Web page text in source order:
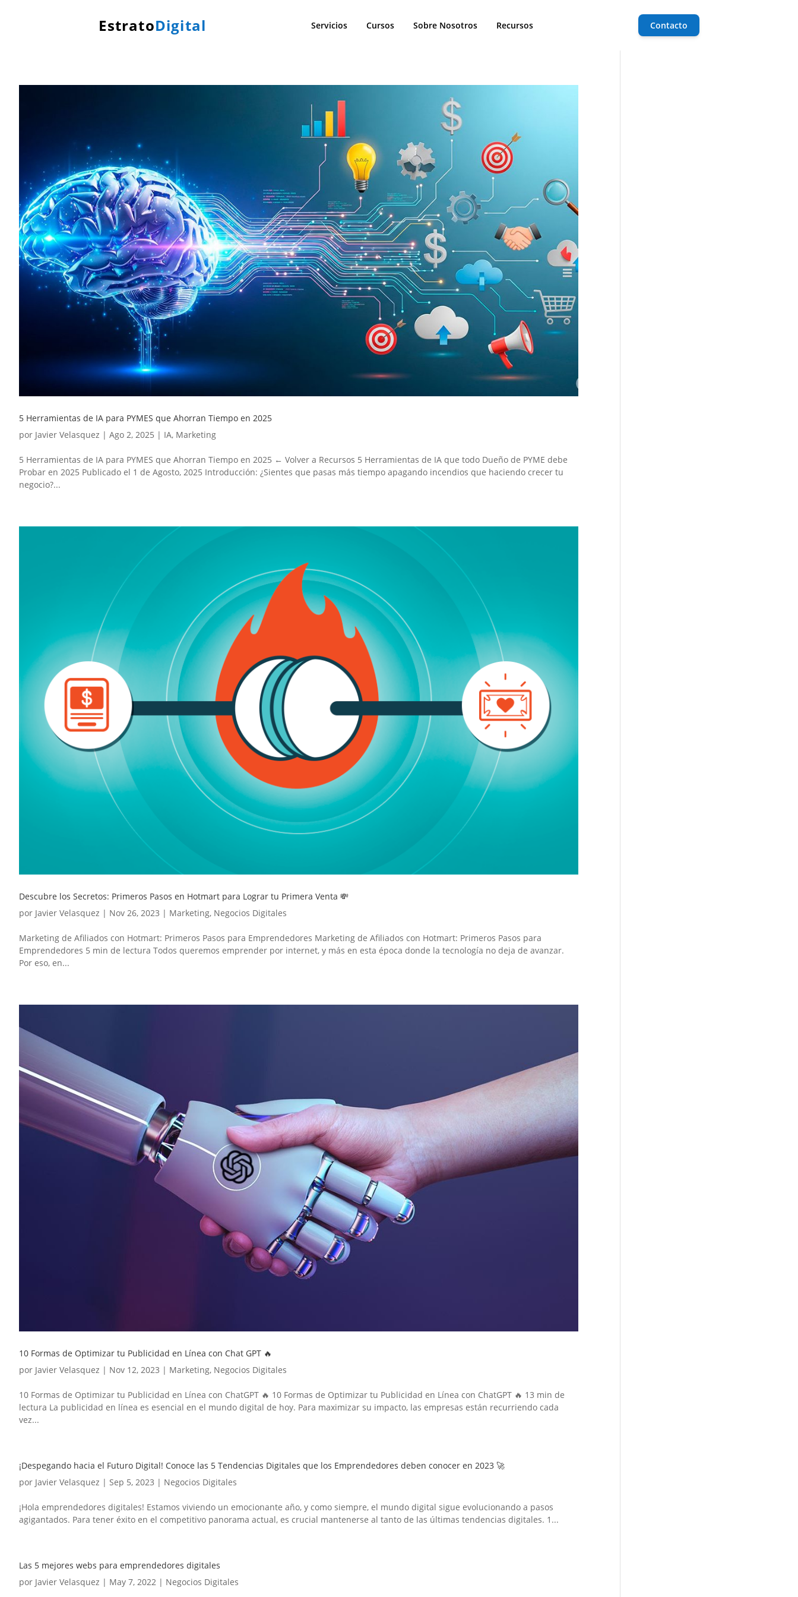
EstratoDigital Servicios Cursos Sobre Nosotros Recursos Contacto
5 Herramientas de IA para PYMES que Ahorran Tiempo en 2025
por Javier Velasquez | Ago 2, 2025 | IA, Marketing
5 Herramientas de IA para PYMES que Ahorran Tiempo en 2025 ← Volver a Recursos 5 Herramientas de IA que todo Dueño de PYME debe
Probar en 2025 Publicado el 1 de Agosto, 2025 Introducción: ¿Sientes que pasas más tiempo apagando incendios que haciendo crecer tu
negocio?...
Descubre los Secretos: Primeros Pasos en Hotmart para Lograr tu Primera Venta 💸
por Javier Velasquez | Nov 26, 2023 | Marketing, Negocios Digitales
Marketing de Afiliados con Hotmart: Primeros Pasos para Emprendedores Marketing de Afiliados con Hotmart: Primeros Pasos para
Emprendedores 5 min de lectura Todos queremos emprender por internet, y más en esta época donde la tecnología no deja de avanzar.
Por eso, en...
10 Formas de Optimizar tu Publicidad en Línea con Chat GPT 🔥
por Javier Velasquez | Nov 12, 2023 | Marketing, Negocios Digitales
10 Formas de Optimizar tu Publicidad en Línea con ChatGPT 🔥 10 Formas de Optimizar tu Publicidad en Línea con ChatGPT 🔥 13 min de
lectura La publicidad en línea es esencial en el mundo digital de hoy. Para maximizar su impacto, las empresas están recurriendo cada
vez...
¡Despegando hacia el Futuro Digital! Conoce las 5 Tendencias Digitales que los Emprendedores deben conocer en 2023 🚀
por Javier Velasquez | Sep 5, 2023 | Negocios Digitales
¡Hola emprendedores digitales! Estamos viviendo un emocionante año, y como siempre, el mundo digital sigue evolucionando a pasos
agigantados. Para tener éxito en el competitivo panorama actual, es crucial mantenerse al tanto de las últimas tendencias digitales. 1...
Las 5 mejores webs para emprendedores digitales
por Javier Velasquez | May 7, 2022 | Negocios Digitales